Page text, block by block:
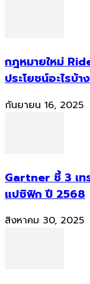
กฎหมายใหม่
ประโยชน์อะไรบ้า
กันยายน 16, 2025
Gartner ชี้ 3 เท
แปซิฟิก ปี 2568
สิงหาคม 30, 2025